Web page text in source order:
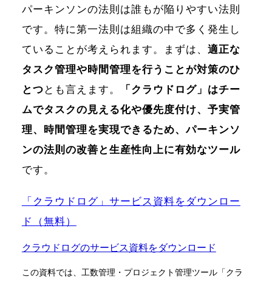
パーキンソンの法則は誰もが陥りやすい法則
です。特に第一法則は組織の中で多く発生し
ていることが考えられます。まずは、 適正な
タスク管理や時間管理を行うことが対策のひ
とつ とも言えます。
「クラウドログ」はチー
ムでタスクの見える化や優先度付け、予実管
理、時間管理を実現できるため、パーキンソ
ンの法則の改善と生産性向上に有効なツール
です。
「クラウドログ」サービス資料をダウンロー
ド（無料）
クラウドログのサービス資料をダウンロード
この資料では、工数管理・プロジェクト管理ツール「クラ